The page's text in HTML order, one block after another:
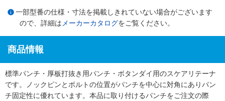
一部型番の仕様・寸法を掲載しきれていない場合がございます
ので、詳細は メーカーカタログをご覧ください。
商品情報
標準パンチ・厚板打抜き用パンチ・ボタンダイ用のスケアリテーナ
です。ノックピンとボルトの位置がパンチを中心に対角にありパン
チ固定性に優れています。本品に取り付けるパンチをご注文の際